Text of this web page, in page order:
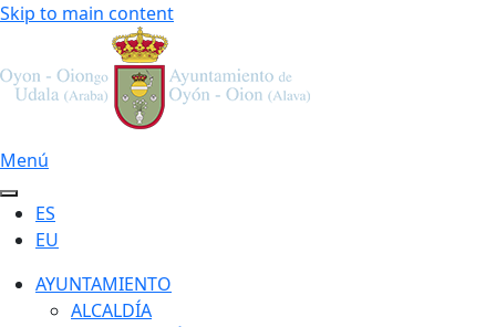
Skip to main content
Menú
ES
EU
AYUNTAMIENTO
ALCALDÍA